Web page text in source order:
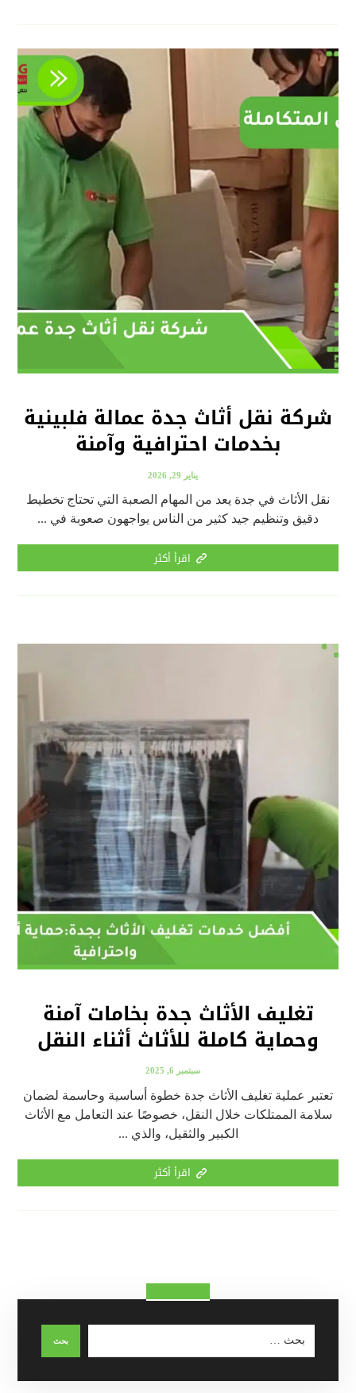
شركة نقل أثاث جدة عمالة فلبينية
بخدمات احترافية وآمنة
يناير 29, 2026
نقل الأثاث في جدة يعد من المهام الصعبة التي تحتاج تخطيط
دقيق وتنظيم جيد كثير من الناس يواجهون صعوبة في ...
اقرأ أكثر
تغليف الأثاث جدة بخامات آمنة
وحماية كاملة للأثاث أثناء النقل
سبتمبر 6, 2025
تعتبر عملية تغليف الأثاث جدة خطوة أساسية وحاسمة لضمان
سلامة الممتلكات خلال النقل، خصوصًا عند التعامل مع الأثاث
الكبير والثقيل، والذي ...
اقرأ أكثر